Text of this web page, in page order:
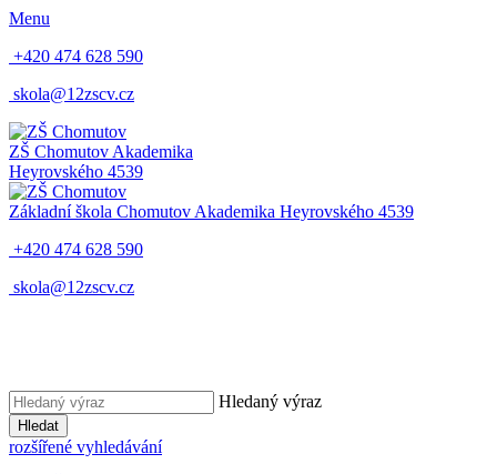
Menu
+420 474 628 590
skola@12zscv.cz
ZŠ Chomutov Akademika
Heyrovského 4539
Základní škola Chomutov Akademika Heyrovského 4539
+420 474 628 590
skola@12zscv.cz
Hledaný výraz
Hledat
rozšířené vyhledávání